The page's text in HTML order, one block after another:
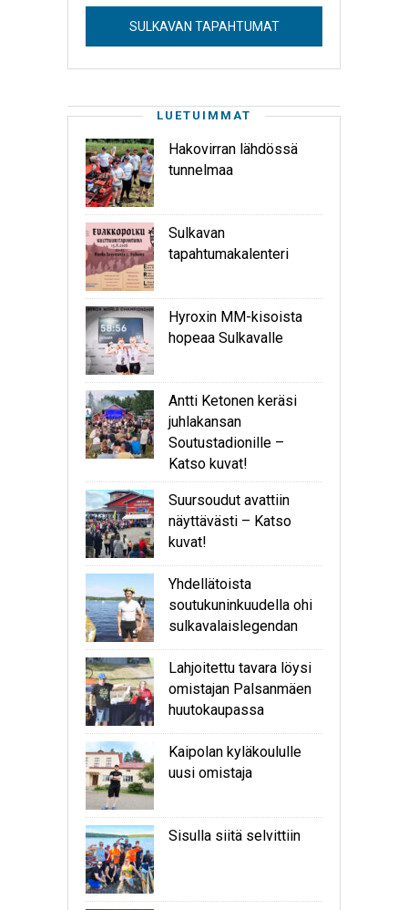
SULKAVAN TAPAHTUMAT
LUETUIMMAT
Hakovirran lähdössä
tunnelmaa
Sulkavan
tapahtumakalenteri
Hyroxin MM-kisoista
hopeaa Sulkavalle
Antti Ketonen keräsi
juhlakansan
Soutustadionille –
Katso kuvat!
Suursoudut avattiin
näyttävästi – Katso
kuvat!
Yhdellätoista
soutukuninkuudella ohi
sulkavalaislegendan
Lahjoitettu tavara löysi
omistajan Palsanmäen
huutokaupassa
Kaipolan kyläkoululle
uusi omistaja
Sisulla siitä selvittiin